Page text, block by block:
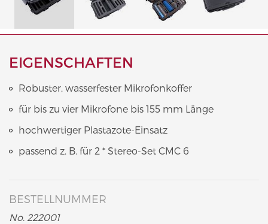
EIGENSCHAFTEN
Robuster, wasserfester Mikrofonkoffer
für bis zu vier Mikrofone bis 155 mm Länge
hochwertiger Plastazote-Einsatz
passend z. B. für 2 * Stereo-Set CMC 6
BESTELLNUMMER
No. 222001